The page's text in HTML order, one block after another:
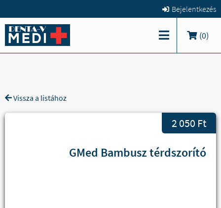
Bejelentkezés
(0)
Vissza a listához
2 050 Ft
GMed Bambusz térdszorító